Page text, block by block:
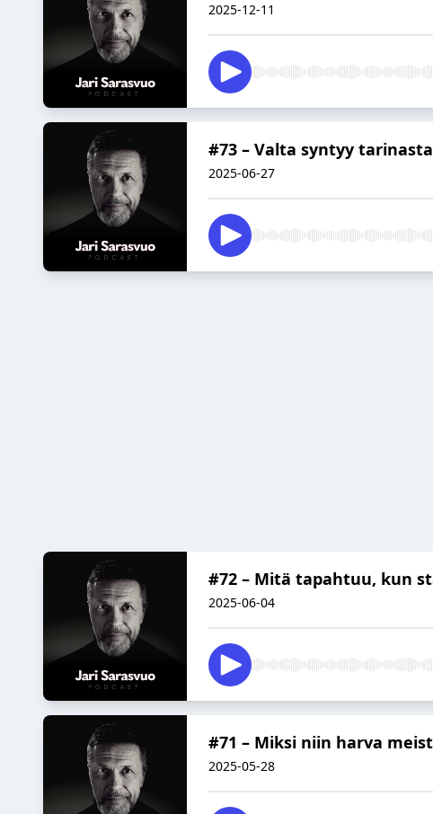
2025-12-11
#73 – Valta syntyy
2025-06-27
#72 – Mitä tapahtuu, kun
2025-06-04
#71 – Miksi niin harva
2025-05-28